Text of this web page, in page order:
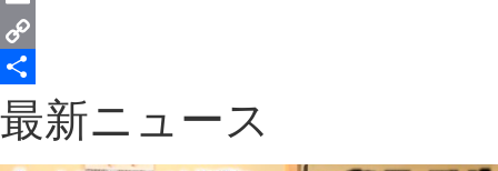
Link
共
有
最新ニュース